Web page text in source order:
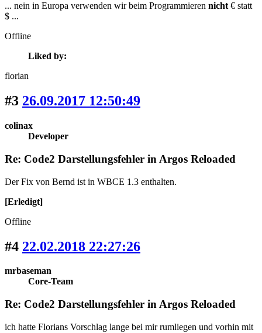
... nein in Europa verwenden wir beim Programmieren nicht € statt
$ ...
Offline
Liked by:
florian
#3 26.09.2017 12:50:49
colinax
Developer
Re: Code2 Darstellungsfehler in Argos Reloaded
Der Fix von Bernd ist in WBCE 1.3 enthalten.
[Erledigt]
Offline
#4 22.02.2018 22:27:26
mrbaseman
Core-Team
Re: Code2 Darstellungsfehler in Argos Reloaded
ich hatte Florians Vorschlag lange bei mir rumliegen und vorhin mit